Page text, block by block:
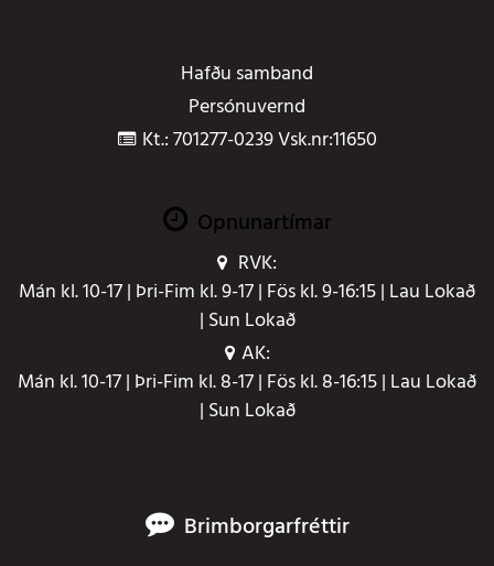
Hafðu samband
Persónuvernd
Kt.: 701277-0239 Vsk.nr:11650
Opnunartímar
RVK:
Mán kl. 10-17 | Þri-Fim kl. 9-17 | Fös kl. 9-16:15 | Lau Lokað
| Sun Lokað
AK:
Mán kl. 10-17 | Þri-Fim kl. 8-17 | Fös kl. 8-16:15 | Lau Lokað
| Sun Lokað
Brimborgarfréttir